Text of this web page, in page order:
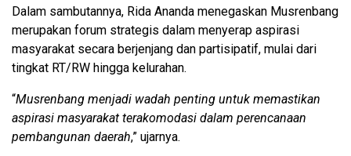
Dalam sambutannya, Rida Ananda menegaskan Musrenbang
merupakan forum strategis dalam menyerap aspirasi
masyarakat secara berjenjang dan partisipatif, mulai dari
tingkat RT/RW hingga kelurahan.
“Musrenbang menjadi wadah penting untuk memastikan
aspirasi masyarakat terakomodasi dalam perencanaan
pembangunan daerah,” ujarnya.